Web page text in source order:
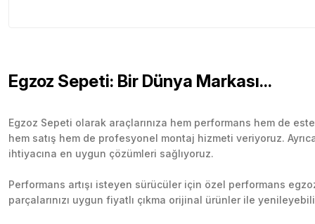
Egzoz Sepeti: Bir Dünya Markası...
Egzoz Sepeti olarak araçlarınıza hem performans hem de
hem satış hem de profesyonel montaj hizmeti veriyoruz.
ihtiyacına en uygun çözümleri sağlıyoruz.
Performans artışı isteyen sürücüler için özel performans
parçalarınızı uygun fiyatlı çıkma orijinal ürünler ile